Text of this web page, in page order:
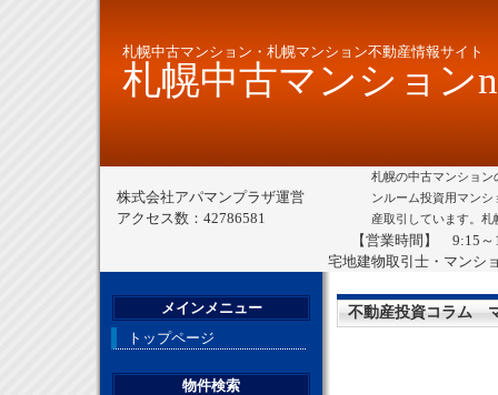
札幌中古マンション・札幌マンション不動産情報サイト
札幌中古マンション
株式会社アパマンプラザ運営
アクセス数：42786581
札幌の中古マンショ
ンルーム投資用マン
産取引しています。
【営業時間】 9:15
宅地建物取引士・マンシ
不動産投資コラム
メインメニュー
トップページ
物件検索